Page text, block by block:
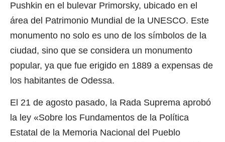
Pushkin en el bulevar Primorsky, ubicado en el
área del Patrimonio Mundial de la UNESCO. Este
monumento no solo es uno de los símbolos de la
ciudad, sino que se considera un monumento
popular, ya que fue erigido en 1889 a expensas de
los habitantes de Odessa.
El 21 de agosto pasado, la Rada Suprema aprobó
la ley «Sobre los Fundamentos de la Política
Estatal de la Memoria Nacional del Pueblo